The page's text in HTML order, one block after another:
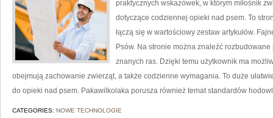
praktycznych wskazówek, w którym miłośnik
dotyczące codziennej opieki nad psem. To
łączą się w wartościowy zestaw artykułów.
Psów. Na stronie można znaleźć
znanych ras. Dzięki temu użytkownik ma
obejmują zachowanie zwierząt, a także codzienne wymagania. To duże
do opieki nad psem. Pakawilkolaka porusza również temat standardów
CATEGORIES: NOWE TECHNOLOGIE